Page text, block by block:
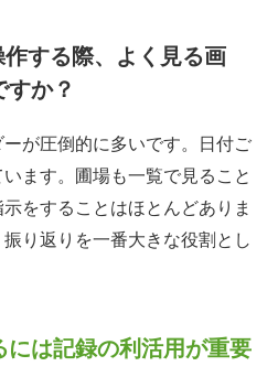
する際、よく見る画
か？
ーが圧倒的に多いです。日付ご
ます。圃場も一覧で見ること
をすることはほとんどありま
り返りを一番大きな役割とし
は記録の利活用が重要